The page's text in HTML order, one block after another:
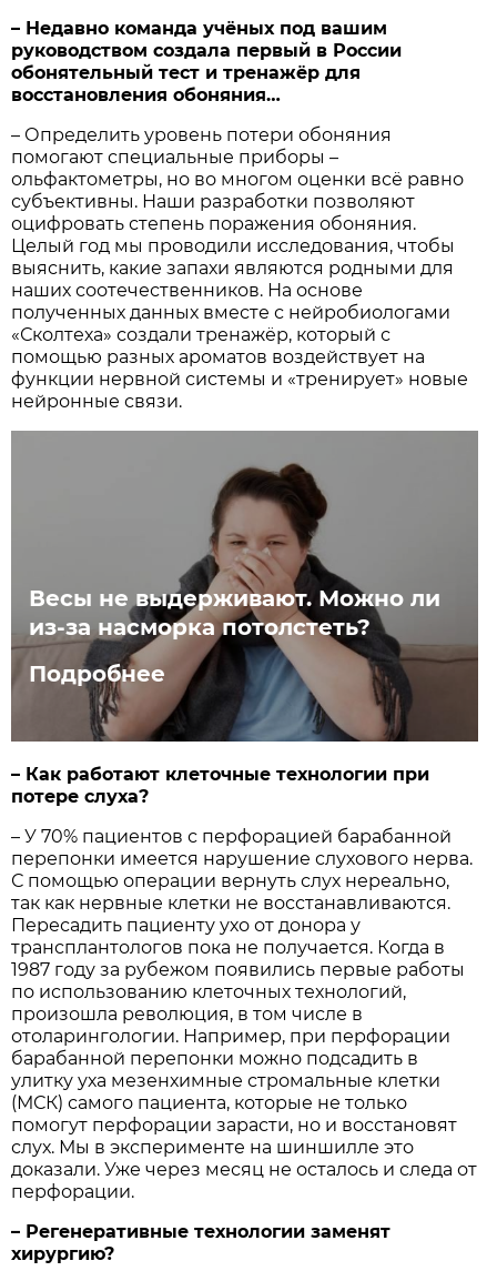
– Недавно команда учёных под вашим
руководством создала первый в России
обонятельный тест и тренажёр для
восстановления обоняния…
– Определить уровень потери обоняния
помогают специальные приборы –
ольфактометры, но во многом оценки всё равно
субъективны. Наши разработки позволяют
оцифровать степень поражения обоняния.
Целый год мы проводили исследования, чтобы
выяснить, какие запахи являются родными для
наших соотечественников. На основе
полученных данных вместе с нейробиологами
«Сколтеха» создали тренажёр, который с
помощью разных ароматов воздейст­вует на
функ­ции нерв­ной системы и «тренирует» новые
нейронные связи.
Весы не выдерживают. Можно ли
из-за насморка потолстеть?
Подробнее
– Как работают клеточные технологии при
потере слуха?
– У 70% пациентов с перфорацией барабанной
перепонки имеется нарушение слухового нерва.
С помощью операции вернуть слух нереально,
так как нервные клетки не восстанавливаются.
Пересадить пациенту ухо от донора у
трансплантологов пока не получается. Когда в
1987 году за рубежом появились первые работы
по использованию клеточных технологий,
произошла революция, в том числе в
отоларингологии. Например, при перфорации
барабанной перепонки можно подсадить в
улитку уха мезенхимные стромальные клетки
(МСК) самого пациента, которые не только
помогут перфорации зарасти, но и восстановят
слух. Мы в эксперименте на шиншилле это
доказали. Уже через месяц не осталось и следа от
перфорации.
– Регенеративные технологии заменят
хирургию?